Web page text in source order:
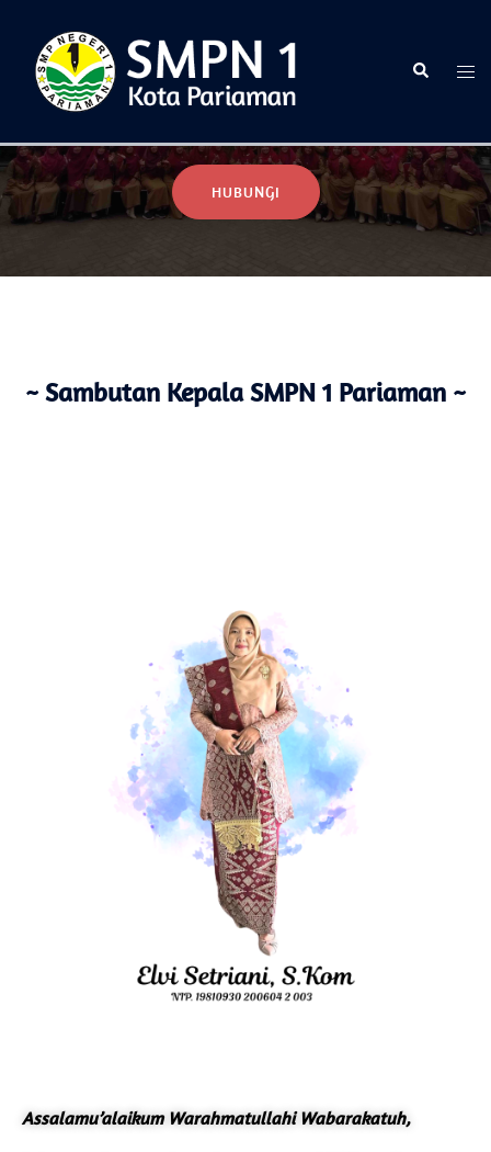
HUBUNGI
~ Sambutan Kepala SMPN 1 Pariaman ~
Assalamu’alaikum Warahmatullahi Wabarakatuh,